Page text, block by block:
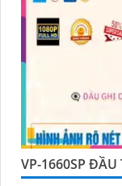
VP-1660SP ĐẦU